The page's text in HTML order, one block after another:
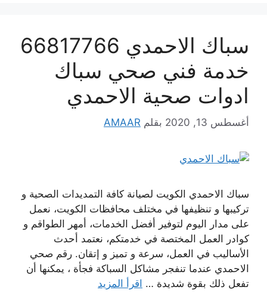
سباك الاحمدي 66817766
خدمة فني صحي سباك
ادوات صحية الاحمدي
أغسطس 13, 2020 بقلم AMAAR
سباك الاحمدي الكويت لصيانة كافة التمديدات الصحية و
تركيبها و تنظيفها في مختلف محافظات الكويت، نعمل
على مدار اليوم لتوفير أفضل الخدمات، أمهر الطواقم و
كوادر العمل المختصة في خدمتكم، نعتمد أحدث
الأساليب في العمل، سرعة و تميز و إتقان. رقم صحي
الاحمدي عندما تنفجر مشاكل السباكة فجأة ، يمكنها أن
تفعل ذلك بقوة شديدة … اقرأ المزيد